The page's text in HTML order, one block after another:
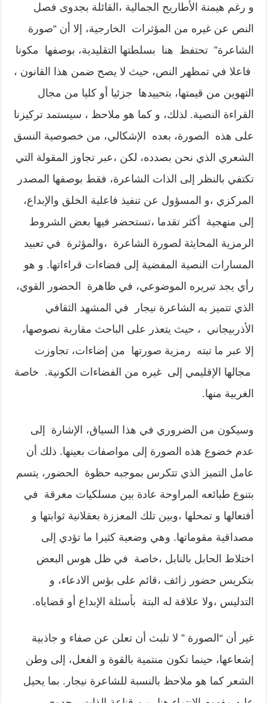
و رغم هيمنة الأطاريح الجمالية ،القائلة بجدوى فصل
النص عن غيره من المؤثرات الخارجية، إلا أن “صورة
الشاعرة” تحتفظ هنا بسلطتها التقليدية، بوصفها مكونا
فاعلا في تمظهر النص، حيث لا يصح ضمن هذا القانون ،
التهوين من قيمتها، بتحييدها جزئيا أو كليا من مجال
القراءة النصية. لذلك، و كما هو ملاحظ ، سيستمد تركيزنا
على هذه الصورة، بعده الإشكالي، من خصوصية النسق
الشعري الذي نحن بصدده، لكن ،عبر تجاوز المقولة التي
تكتفي بالنظر إلى الذات الشاعرة، فقط بوصفها المصدر
المركزي ،و المسؤول عن تنفيذ فاعلية الخلق والإبداع،
إلى منهجية أكثر تقدما ،تستحضر فيها بعض الشروط
الرمزية المحايثة لصورة الشاعرة ،والمؤثرة في تعبيد
المسارات النصية المفضية إلى فضاءات قراءاتها. و هو
رأي يجد تبريره الموضوعي، في ظاهرة الحضور القوي،
الذي تتميز به الشاعرة نيجار في المشهد الثقافي
الأذربيجاني ، حيث يتعذر على الباحث مقاربة نصوصها،
إلا عبر ما تبته رمزية صورتها من إضاءات، تجاوزت
مجالها الإقليمي إلى غيره من الفضاءات الكونية. خاصة
الغربية منها.
وسيكون من الضروري في هذا السياق، الإشارة إلى
عدم خضوع هذه الصورة إلى مواصفات بعينها. ذلك أن
عامل التميز الذي تتكرس بموجبه حظوة الحضور، يتسم
بتنوع طبائعه المراوحة عادة بين مسلكيات مغرقة في
أفتعالها و تمحلها ،وبين تلك المعززة بعقلانية ثوابتها و
مصداقية مقوماتها. وهي وضعية كثيرا ما تؤدي إلى
اختلاط الحابل بالنابل ،خاصة في ظل هوس البعض
بتكريس حضور زائف ،قائم على بؤس الادعاء، و
التدليس ،ولا علاقة له البتة بأسئلة الإبداع أو قضاياه.
غير أن “الصورة ” لا تلبث أن تعلن عن صفاء و جاذبية
إشعاعها، حينما تكون منتمية بالقوة و الفعل، إلى وطن
الشعر كما هو ملاحظ بالنسبة للشاعرة نيجار. بما يحيل